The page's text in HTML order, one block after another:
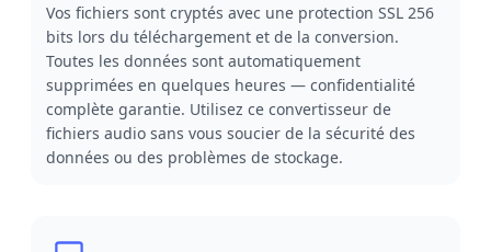
Vos fichiers sont cryptés avec une protection SSL 256
bits lors du téléchargement et de la conversion.
Toutes les données sont automatiquement
supprimées en quelques heures — confidentialité
complète garantie. Utilisez ce convertisseur de
fichiers audio sans vous soucier de la sécurité des
données ou des problèmes de stockage.